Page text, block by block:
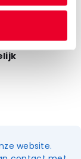
verkrijgbaar
website.